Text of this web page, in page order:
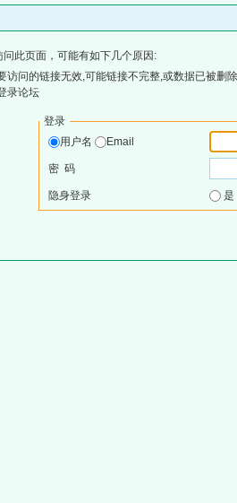
此页面，可能有如下几个原因:
访问的链接无效,可能链接不完整,或数据已被删
录论坛
登录
用户名
Email
密 码
隐身登录